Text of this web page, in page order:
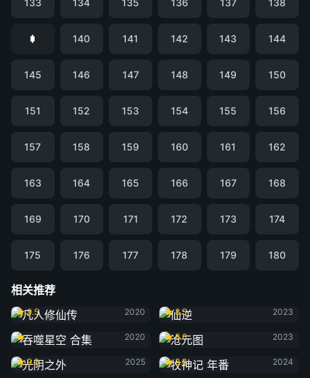
133 134 135 136 137 138
140 141 142 143 144
145 146 147 148 149 150
151 152 153 154 155 156
157 158 159 160 161 162
163 164 165 166 167 168
169 170 171 172 173 174
175 176 177 178 179 180
相关推荐
凡人修仙传
9.5
2020
8.5
2023
吞噬星空 合集
2020
沧元图
8.6
2023
光阴之外
9.0
2025
牧神记 年番
8.8
2024
遮天